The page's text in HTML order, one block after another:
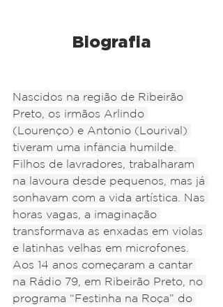
Biografia
Nascidos na região de Ribeirão
Preto, os irmãos Arlindo
(Lourenço) e Antônio (Lourival)
tiveram uma infância humilde.
Filhos de lavradores, trabalharam
na lavoura desde pequenos, mas já
sonhavam com a vida artística. Nas
horas vagas, a imaginação
transformava as enxadas em violas
e latinhas velhas em microfones.
Aos 14 anos começaram a cantar
na Rádio 79, em Ribeirão Preto, no
programa “Festinha na Roça” do